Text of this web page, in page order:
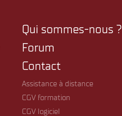
Qui sommes-nous ?
Forum
Contact
Assistance à distance
CGV formation
CGV logiciel